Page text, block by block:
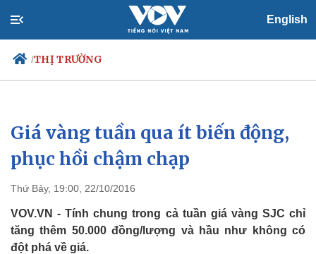
English
/THỊ TRƯỜNG
Chính trị
Đảng
Tổ chức nhân sự
Nhận diện sự thật
Xã hội
Dự báo thời tiết
Việc làm
Biển đảo
Giá vàng tuần qua ít biến động,
phục hồi chậm chạp
Thứ Bảy, 19:00, 22/10/2016
VOV.VN - Tính chung trong cả tuần giá vàng SJC chỉ
tăng thêm 50.000 đồng/lượng và hầu như không có
đột phá về giá.